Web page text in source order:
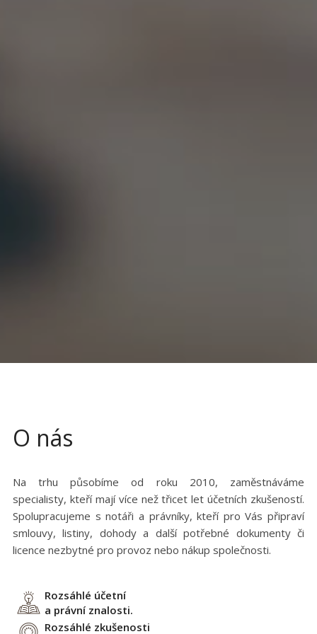
O nás
Na trhu působíme od roku 2010, zaměstnáváme
specialisty, kteří mají více než třicet let účetních zkušeností.
Spolupracujeme s notáři a právníky, kteří pro Vás připraví
smlouvy, listiny, dohody a další potřebné dokumenty či
licence nezbytné pro provoz nebo nákup společnosti.
Rozsáhlé účetní
a právní znalosti.
Rozsáhlé zkušenosti